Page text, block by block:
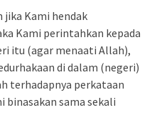
jika Kami hendak
Kami perintahkan kepada
itu (agar menaati Allah),
di dalam (negeri)
terhadapnya perkataan
binasakan sama sekali